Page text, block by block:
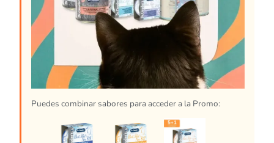
Puedes combinar sabores para acceder a la Promo:
El
precio precio
El
precio precio
precio